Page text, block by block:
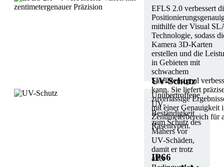
EFLS 2.0 verbessert
mithilfe der Visual
Technologie, sodass
Kamera 3D-Karten
erstellen und die
in Gebieten mit
schwachem
Satellitensignal
kann. Sie liefert
zuverlässige
mit einer Genauigkeit
Zentimeterbereich für
Rasentypen.
UV-Schutz
Unübertroffene
UV-
Beständigkeit
zum Schutz des
Mähers vor
UV-Schäden,
damit er trotz
aller
IP66